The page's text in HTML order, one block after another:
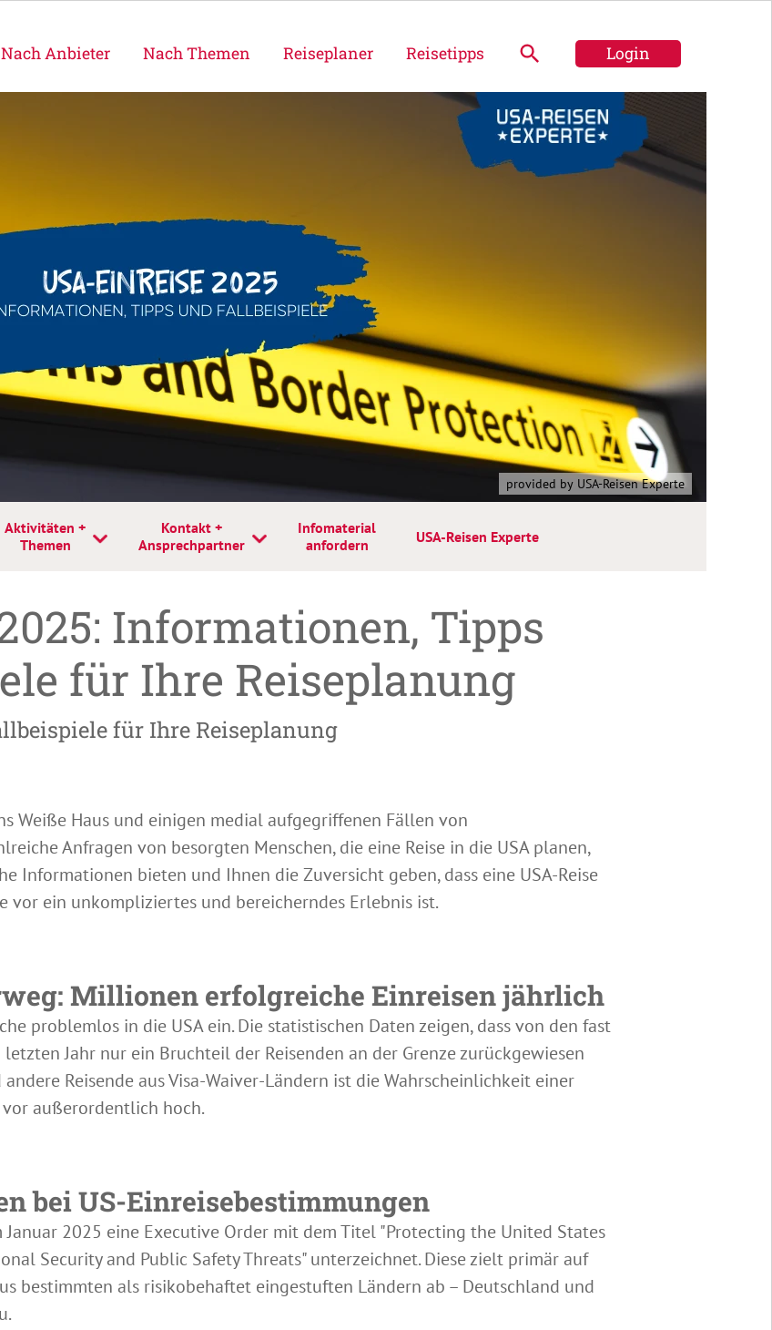
Nach Anbieter Nach Themen Reiseplaner Reisetipps Login
provided by USA-Reisen Experte
Aktivitäten +
Themen
Kontakt +
Ansprechpartner
Infomaterial
anfordern
USA-Reisen Experte
Informationen, Tipps
für Ihre Reiseplanung
für Ihre Reiseplanung
Weiße Haus und einigen medial aufgegriffenen Fällen von
Anfragen von besorgten Menschen, die eine Reise in die USA planen,
Informationen bieten und Ihnen die Zuversicht geben, dass eine USA-Reise
vor ein unkompliziertes und bereicherndes Erlebnis ist.
Millionen erfolgreiche Einreisen jährlich
problemlos in die USA ein. Die statistischen Daten zeigen, dass von den fast
Jahr nur ein Bruchteil der Reisenden an der Grenze zurückgewiesen
Reisende aus Visa-Waiver-Ländern ist die Wahrscheinlichkeit einer
außerordentlich hoch.
bei US-Einreisebestimmungen
2025 eine Executive Order mit dem Titel "Protecting the United States
Security and Public Safety Threats" unterzeichnet. Diese zielt primär auf
bestimmten als risikobehaftet eingestuften Ländern ab – Deutschland und